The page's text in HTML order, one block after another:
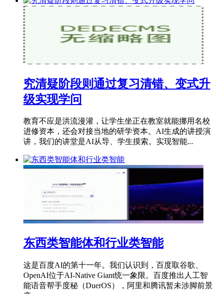
究清疑阶段则通过复习清错、变式升
级实现学问
教育不应是洪流漫灌，让学生坐正在教室就能挪用名校
进修资本，还会对接当地的研学资本。AI生成的讲授演
讲，我们的讲堂是AI从导、学生摸索。实现智能...
东西类智能体和行业类智能
这是百度AI的第十一年。我们认识到，百度取谷歌、
OpenAI位于AI-Native Giant统一象限。百度推出人工智
能语音帮手度秘（DuerOS），阿里和腾讯暂未涉脚前景